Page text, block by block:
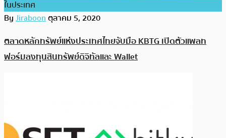
ในประเทศ
ByJiraboonตุลาคม 5, 2020
ตลาดหลักทรัพย์แห่งประเทศไทยจับมือ KBTG เปิดตัวแพลท
ฟอร์มลงทุนสินทรัพย์ดิจิทัลและ Wallet